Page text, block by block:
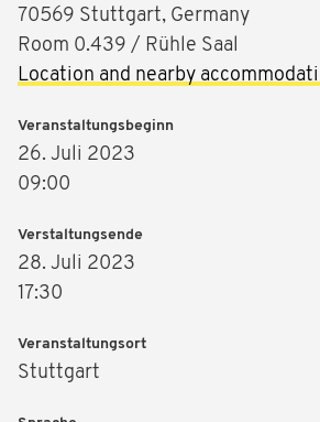
70569 Stuttgart, Germany
Room 0.439 / Rühle Saal
Location and nearby
Veranstaltungsbeginn
26. Juli 2023
09:00
Verstaltungsende
28. Juli 2023
17:30
Veranstaltungsort
Stuttgart